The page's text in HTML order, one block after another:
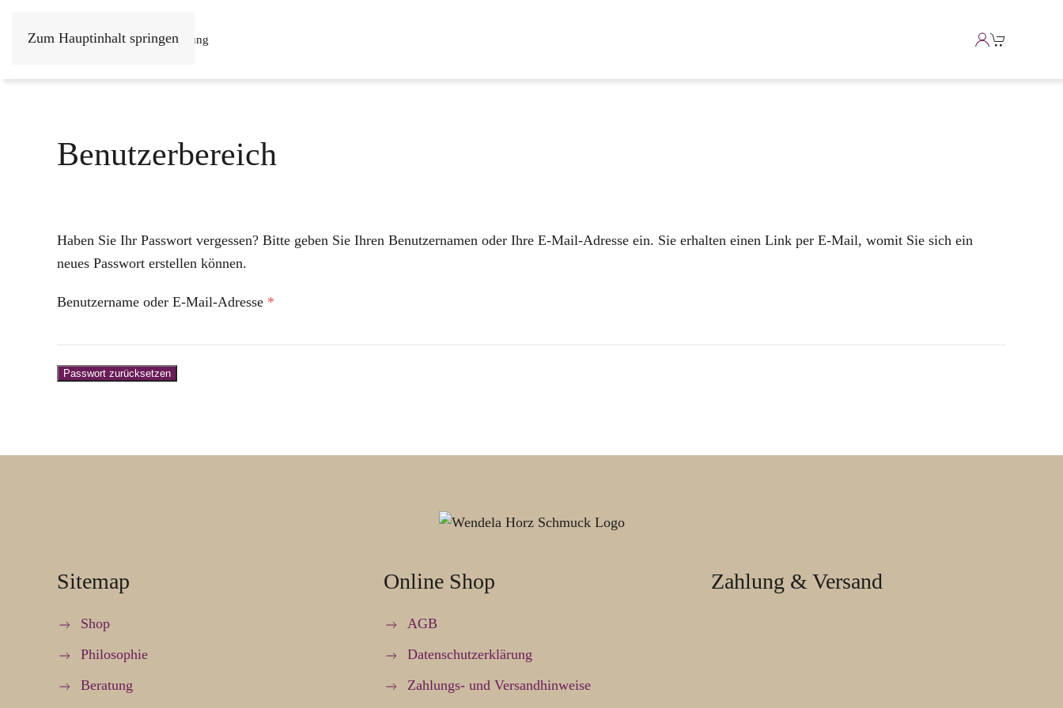
Zum Hauptinhalt springen
Shop PhilosophieBeratung
Benutzerbereich
Haben Sie Ihr Passwort vergessen? Bitte geben Sie Ihren Benutzernamen oder Ihre E-Mail-Adresse ein. Sie erhalten einen Link per E-Mail, womit Sie sich ein
neues Passwort erstellen können.
Benutzername oder E-Mail-Adresse *
Passwort zurücksetzen
Sitemap
Shop
Philosophie
Beratung
Online Shop
AGB
Datenschutzerklärung
Zahlungs- und Versandhinweise
Zahlung & Versand